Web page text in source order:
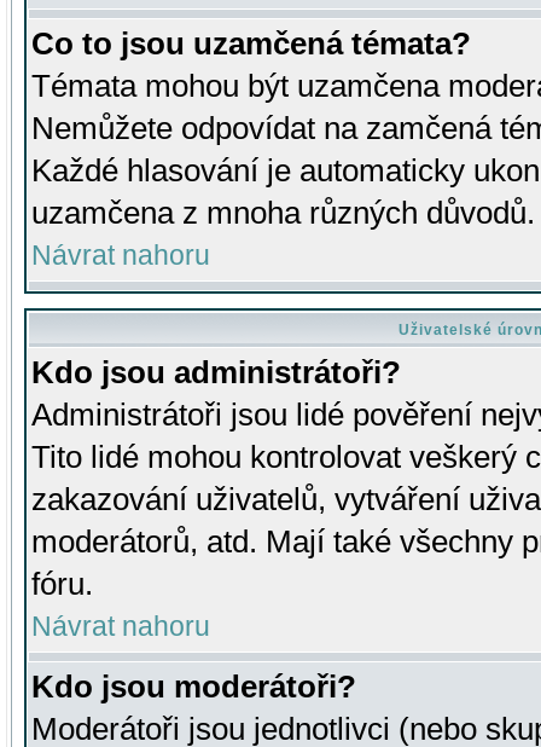
Co to jsou uzamčená témata?
Témata mohou být uzamčena
Nemůžete odpovídat na zamčená
Každé hlasování je automaticky
uzamčena z mnoha různých důvodů.
Návrat nahoru
Uživatelské
Kdo jsou administrátoři?
Administrátoři jsou lidé pověření
Tito lidé mohou kontrolovat veškerý
zakazování uživatelů, vytváření
moderátorů, atd. Mají také všechny
fóru.
Návrat nahoru
Kdo jsou moderátoři?
Moderátoři jsou jednotlivci (nebo